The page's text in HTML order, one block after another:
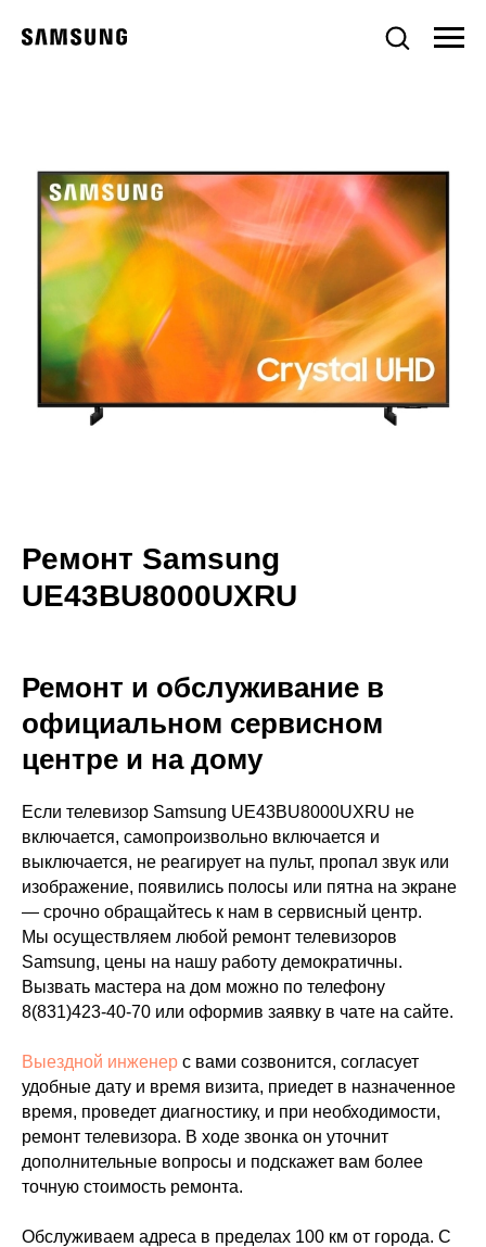
Ремонт Samsung
UE43BU8000UXRU
Ремонт и обслуживание в
официальном сервисном
центре и на дому
Если телевизор Samsung UE43BU8000UXRU не
включается, самопроизвольно включается и
выключается, не реагирует на пульт, пропал звук или
изображение, появились полосы или пятна на экране
— срочно обращайтесь к нам в сервисный центр.
Мы осуществляем любой ремонт телевизоров
Samsung, цены на нашу работу демократичны.
Вызвать мастера на дом можно по телефону
8(831)423-40-70 или оформив заявку в чате на сайте.
Выездной инженер с вами созвонится, согласует
удобные дату и время визита, приедет в назначенное
время, проведет диагностику, и при необходимости,
ремонт телевизора. В ходе звонка он уточнит
дополнительные вопросы и подскажет вам более
точную стоимость ремонта.
Обслуживаем адреса в пределах 100 км от города. С